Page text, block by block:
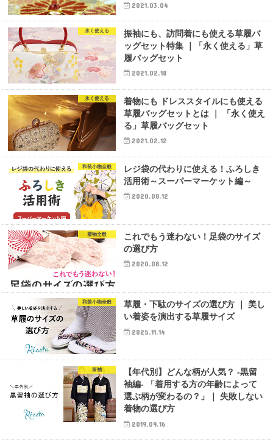
2021.03.04
永く使える
振袖にも、訪問着にも使える草履バ
ッグセット特集 ｜「永く使える」草
履バッグセット
2021.02.18
永く使える
着物にも ドレススタイルにも使える
草履バッグセットとは ｜ 「永く使え
る」草履バッグセット
2021.02.12
和装小物全般
レジ袋の代わりに使える！ふろしき
活用術～スーパーマーケット編～
2020.08.12
着物全般
これでもう迷わない！足袋のサイズ
の選び方
2020.08.12
和装小物全般
草履・下駄のサイズの選び方 ｜ 美し
い着姿を演出する草履サイズ
2025.11.14
留袖
【年代別】どんな柄が人気？ -黒留
袖編- 「着用する方の年齢によって
選ぶ柄が変わるの？」｜ 失敗しない
着物の選び方
2019.09.16